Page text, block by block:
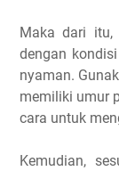
Maka dari itu,
dengan
nyaman.
memiliki umur
cara untuk
Kemudian,